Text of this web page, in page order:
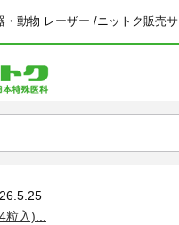
・動物 レーザー /ニットク販売サ
ン ワンダーチェア...
入)...